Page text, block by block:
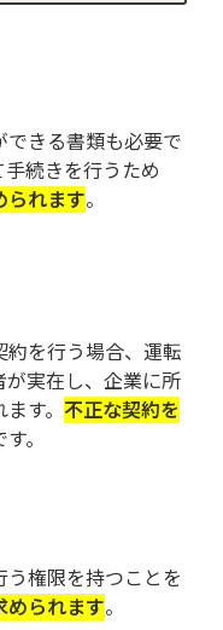
きる書類も必要で
続きを行うため
られます。
を行う場合、運転
実在し、企業に所
す。 不正な契約を
。
権限を持つことを
められます。